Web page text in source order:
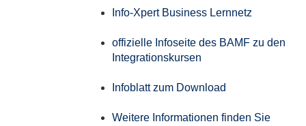
Info-Xpert Business Lernnetz
offizielle Infoseite des BAMF zu den
Integrationskursen
Infoblatt zum Download
Weitere Informationen finden Sie